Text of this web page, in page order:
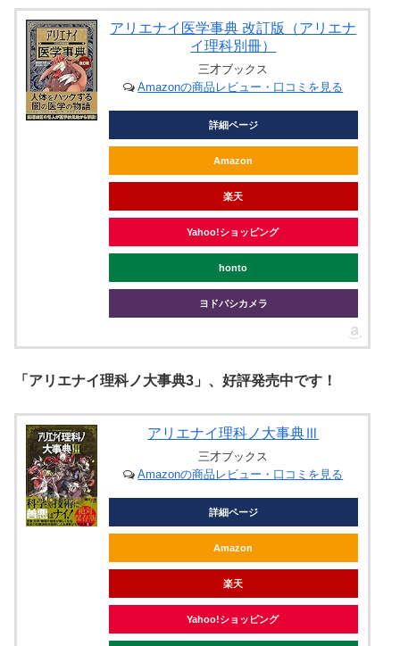
アリエナイ医学事典 改訂版（アリエナ
イ理科別冊）
三才ブックス
Amazonの商品レビュー・口コミを見る
詳細ページ
Amazon
楽天
Yahoo!ショッピング
honto
ヨドバシカメラ
「アリエナイ理科ノ大事典3」、好評発売中です！
アリエナイ理科ノ大事典Ⅲ
三才ブックス
Amazonの商品レビュー・口コミを見る
詳細ページ
Amazon
楽天
Yahoo!ショッピング